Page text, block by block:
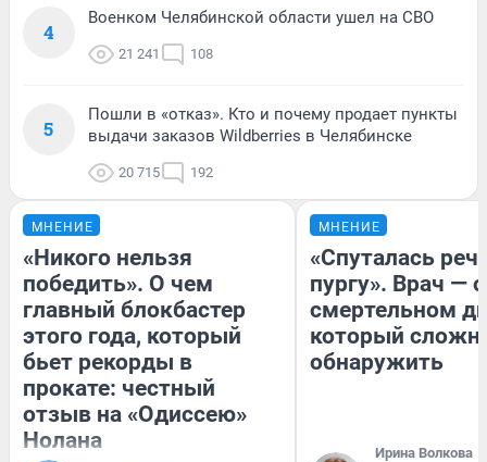
4
Военком Челябинской области ушел на СВО
21 241 108
5
Пошли в «отказ». Кто и почему продает пункты
выдачи заказов Wildberries в Челябинске
20 715 192
МНЕНИЕ
«Никого нельзя
победить». О чем
главный блокбастер
этого года, который
бьет рекорды в
прокате: честный
отзыв на «Одиссею»
Нолана
МНЕНИЕ
«Спуталась
пургу». Врач — о
смертельном
который
обнаружить
Ирина Волкова